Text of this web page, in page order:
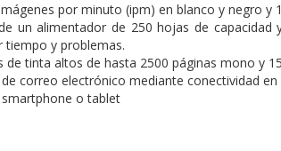
por minuto (ipm) en blanco y negro y
un alimentador de 250 hojas de
tiempo y problemas.
tinta altos de hasta 2500 páginas mono y
correo electrónico mediante conectividad en
o tablet